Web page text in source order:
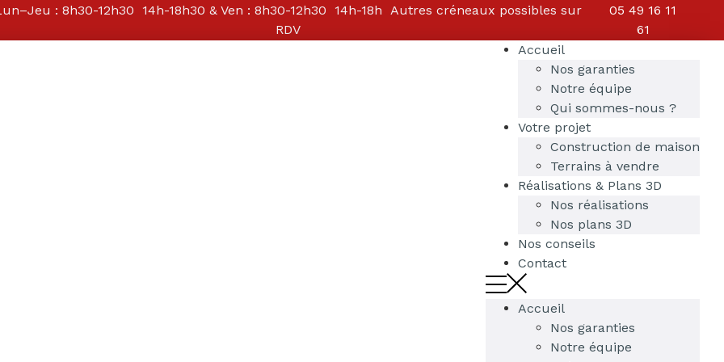
: 8h30-12h30 14h-18h30 & Ven : 8h30-12h30 14h-18h Autres créneaux possibles sur
RDV
05 49 16 11
61
Accueil
Nos garanties
Notre équipe
Qui sommes-nous ?
Votre projet
Construction de maison
Terrains à vendre
Réalisations & Plans 3D
Nos réalisations
Nos plans 3D
Nos conseils
Contact
Accueil
Nos garanties
Notre équipe